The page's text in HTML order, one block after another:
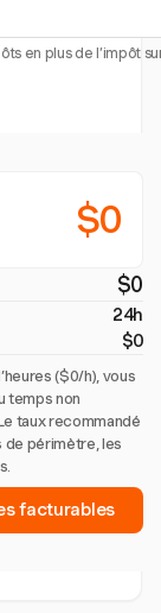
en plus de l’impôt
$0
$0
24h
$0
($0/h), vous
temps non
taux recommandé
de périmètre, les
facturables